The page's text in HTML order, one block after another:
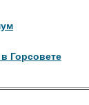
Горсовете